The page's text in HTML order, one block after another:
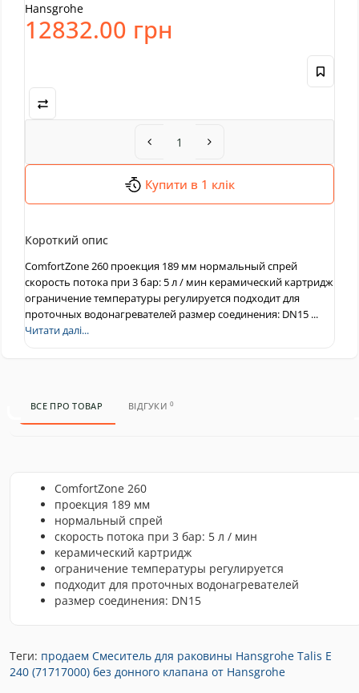
Hansgrohe
12832.00 грн
Купити в 1 клік
Короткий опис
ComfortZone 260 проекция 189 мм нормальный спрей
скорость потока при 3 бар: 5 л / мин керамический картридж
ограничение температуры регулируется подходит для
проточных водонагревателей размер соединения: DN15 ...
Читати далі...
ВСЕ ПРО ТОВАР ВІДГУКИ0
ComfortZone 260
проекция 189 мм
нормальный спрей
скорость потока при 3 бар: 5 л / мин
керамический картридж
ограничение температуры регулируется
подходит для проточных водонагревателей
размер соединения: DN15
Теги: продаем Смеситель для раковины Hansgrohe Talis E
240 (71717000) без донного клапана от Hansgrohe